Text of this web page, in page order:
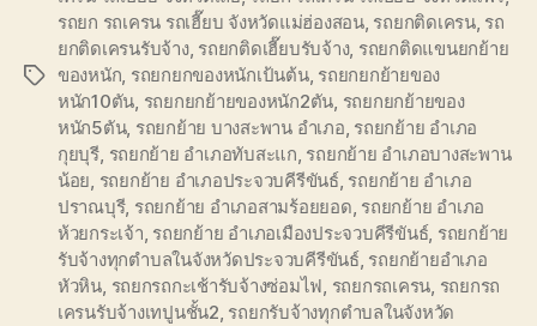
Tags
รถยก รถเครน รถเฮี๊ยบ จังหวัดแม่ฮ่องสอน, รถยกติดเครน, รถ
ยกติดเครนรับจ้าง, รถยกติดเฮี๊ยบรับจ้าง, รถยกติดแขนยกย้าย
ของหนัก รถยกยกของหนักเป้นต้น, รถยกยกย้ายของ
หนัก10ตัน รถยกยกย้ายของหนัก2ตัน รถยกยกย้ายของ
หนัก5ตัน, รถยกย้าย บางสะพาน อำเภอ รถยกย้าย อำเภอ
กุยบุรี รถยกย้าย อำเภอทับสะแก รถยกย้าย อำเภอบางสะพาน
น้อย รถยกย้าย อำเภอประจวบคีรีขันธ์, รถยกย้าย อำเภอ
ปราณบุรี, รถยกย้าย อำเภอสามร้อยยอด รถยกย้าย อำเภอ
ห้วยกระเจ้า รถยกย้าย อำเภอเมืองประจวบคีรีขันธ์, รถยกย้าย
รับจ้างทุกตำบลในจังหวัดประจวบคีรีขันธ์, รถยกย้ายอำเภอ
หัวหิน รถยกรถกะเช้ารับจ้างซ่อมไฟ รถยกรถเครน รถยกรถ
เครนรับจ้างเทปูนชั้น2 รถยกรับจ้างทุกตำบลในจังหวัด